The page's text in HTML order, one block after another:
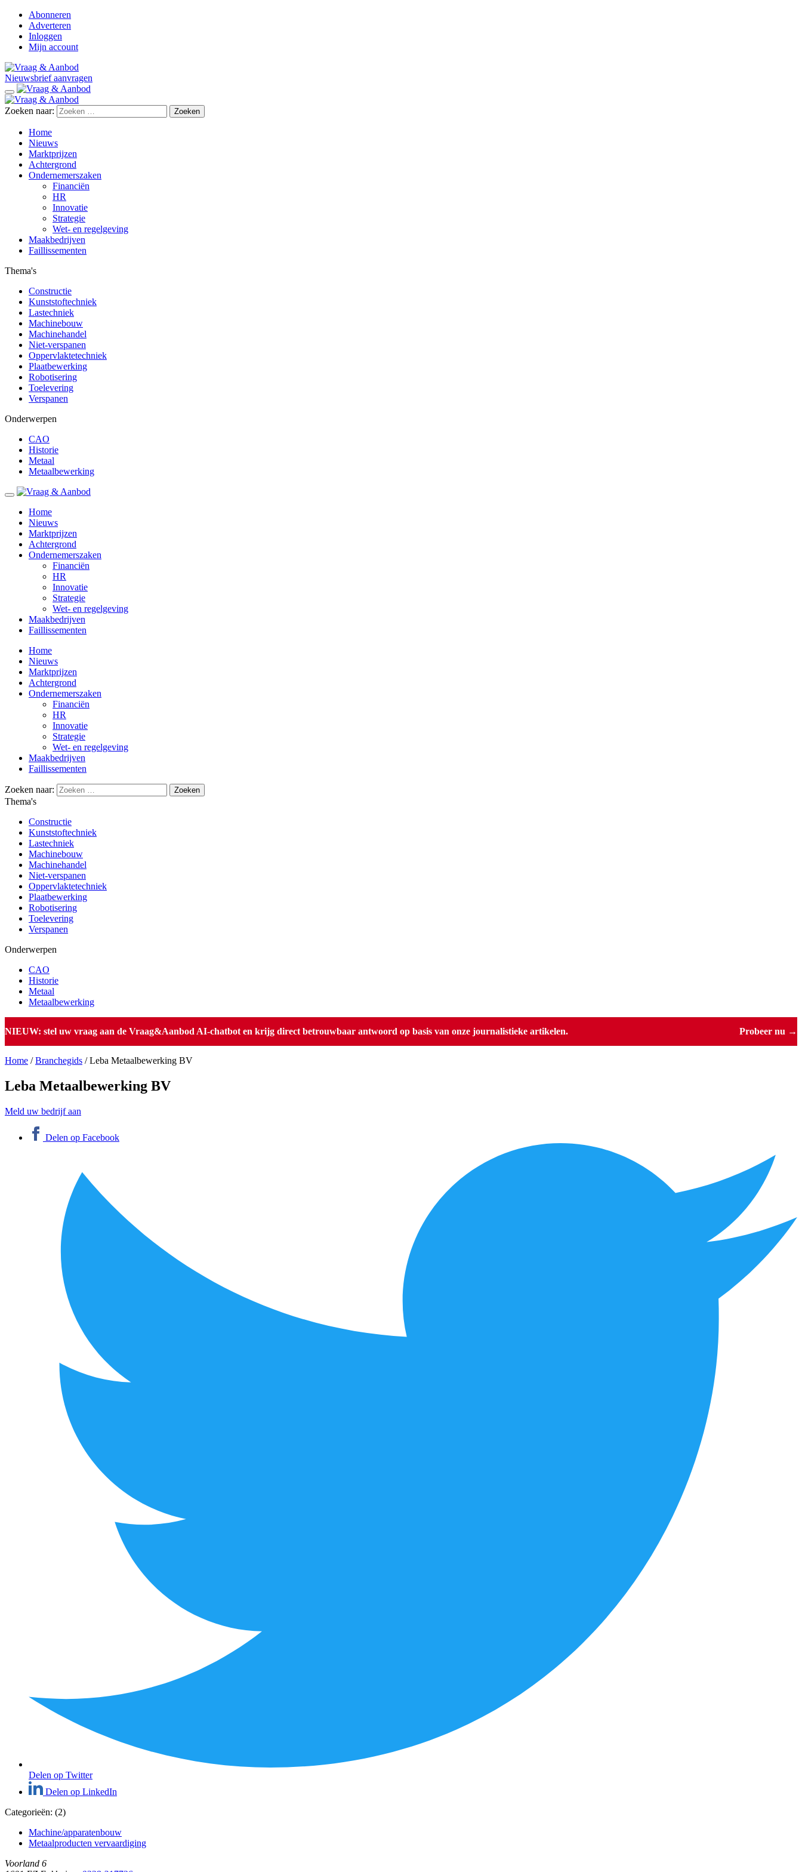
Abonneren
Adverteren
Inloggen
Mijn account
Nieuwsbrief aanvragen
Zoeken naar:
Home
Nieuws
Marktprijzen
Achtergrond
Ondernemerszaken
Financiën
HR
Innovatie
Strategie
Wet- en regelgeving
Maakbedrijven
Faillissementen
Thema's
Constructie
Kunststoftechniek
Lastechniek
Machinebouw
Machinehandel
Niet-verspanen
Oppervlaktetechniek
Plaatbewerking
Robotisering
Toelevering
Verspanen
Onderwerpen
CAO
Historie
Metaal
Metaalbewerking
Home
Nieuws
Marktprijzen
Achtergrond
Ondernemerszaken
Financiën
HR
Innovatie
Strategie
Wet- en regelgeving
Maakbedrijven
Faillissementen
Home
Nieuws
Marktprijzen
Achtergrond
Ondernemerszaken
Financiën
HR
Innovatie
Strategie
Wet- en regelgeving
Maakbedrijven
Faillissementen
Zoeken naar:
Thema's
Constructie
Kunststoftechniek
Lastechniek
Machinebouw
Machinehandel
Niet-verspanen
Oppervlaktetechniek
Plaatbewerking
Robotisering
Toelevering
Verspanen
Onderwerpen
CAO
Historie
Metaal
Metaalbewerking
NIEUW: stel uw vraag aan de Vraag&Aanbod AI-chatbot en krijg direct betrouwbaar antwoord op basis van onze journalistieke artikelen. Probeer nu →
Home /Branchegids /Leba Metaalbewerking BV
Leba Metaalbewerking BV
Meld uw bedrijf aan
Delen op Facebook
Delen op Twitter
Delen op LinkedIn
Categorieën: (2)
Machine/apparatenbouw
Metaalproducten vervaardiging
Voorland 6